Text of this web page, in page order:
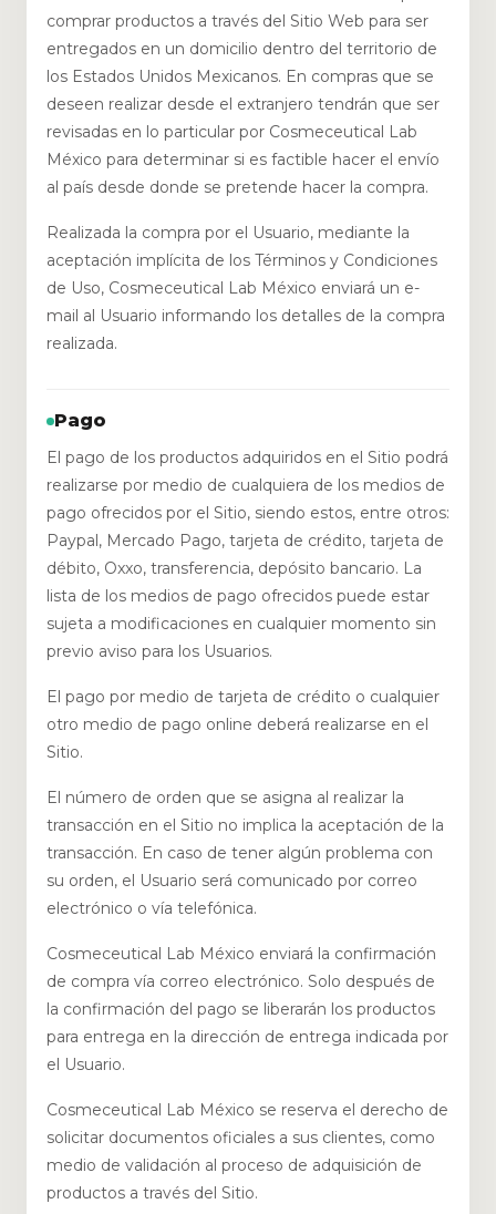
comprar productos a través del Sitio Web para ser
entregados en un domicilio dentro del territorio de
los Estados Unidos Mexicanos. En compras que se
deseen realizar desde el extranjero tendrán que ser
revisadas en lo particular por Cosmeceutical Lab
México para determinar si es factible hacer el envío
al país desde donde se pretende hacer la compra.
Realizada la compra por el Usuario, mediante la
aceptación implícita de los Términos y Condiciones
de Uso, Cosmeceutical Lab México enviará un e-
mail al Usuario informando los detalles de la compra
realizada.
Pago
El pago de los productos adquiridos en el Sitio podrá
realizarse por medio de cualquiera de los medios de
pago ofrecidos por el Sitio, siendo estos, entre otros:
Paypal, Mercado Pago, tarjeta de crédito, tarjeta de
débito, Oxxo, transferencia, depósito bancario. La
lista de los medios de pago ofrecidos puede estar
sujeta a modificaciones en cualquier momento sin
previo aviso para los Usuarios.
El pago por medio de tarjeta de crédito o cualquier
otro medio de pago online deberá realizarse en el
Sitio.
El número de orden que se asigna al realizar la
transacción en el Sitio no implica la aceptación de la
transacción. En caso de tener algún problema con
su orden, el Usuario será comunicado por correo
electrónico o vía telefónica.
Cosmeceutical Lab México enviará la confirmación
de compra vía correo electrónico. Solo después de
la confirmación del pago se liberarán los productos
para entrega en la dirección de entrega indicada por
el Usuario.
Cosmeceutical Lab México se reserva el derecho de
solicitar documentos oficiales a sus clientes, como
medio de validación al proceso de adquisición de
productos a través del Sitio.